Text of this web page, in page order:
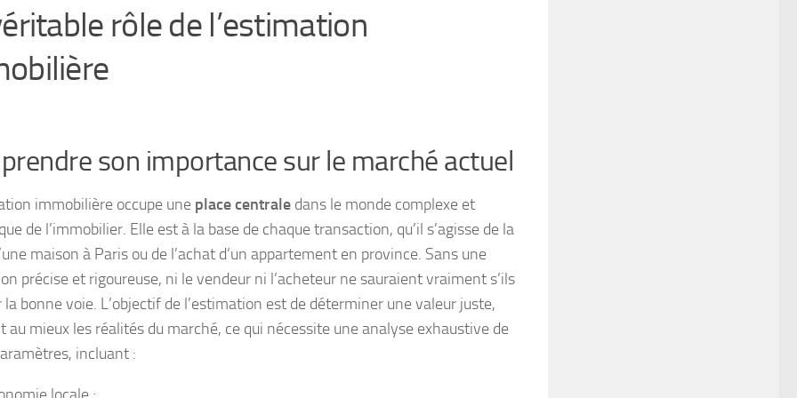
rôle de l’estimation
son importance sur le marché actuel
immobilière occupe une place centrale dans le monde complexe et
de l’immobilier. Elle est à la base de chaque transaction, qu’il s’agisse de la
maison à Paris ou de l’achat d’un appartement en province. Sans une
précise et rigoureuse, ni le vendeur ni l’acheteur ne sauraient vraiment s’ils
la bonne voie. L’objectif de l’estimation est de déterminer une valeur juste,
au mieux les réalités du marché, ce qui nécessite une analyse exhaustive de
, incluant :